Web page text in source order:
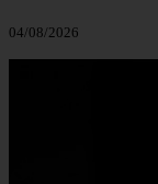
04/08/2026